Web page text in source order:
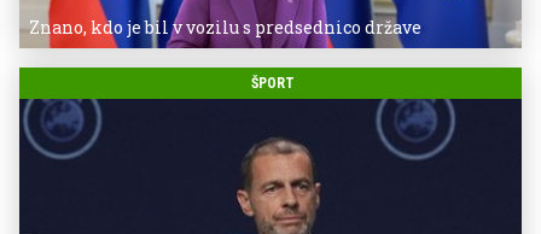
Znano, kdo je bil v vozilu s predsednico države
ŠPORT